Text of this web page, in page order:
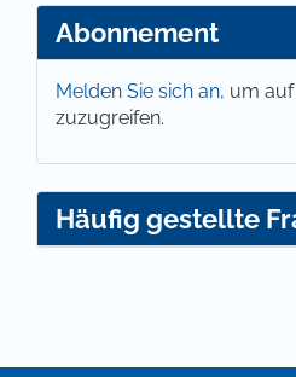
Abonnement
Melden Sie sich an, um
zuzugreifen.
Häufig gestellte